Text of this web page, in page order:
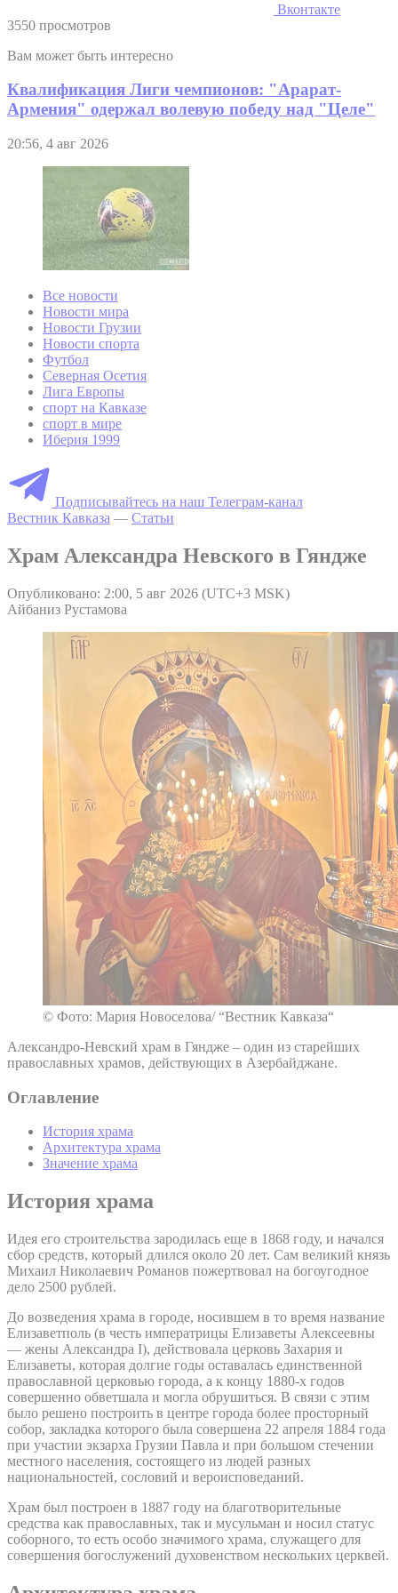
Вконтакте
3550 просмотров
Вам может быть интересно
Квалификация Лиги чемпионов: "Арарат-
Армения" одержал волевую победу над "Целе"
20:56, 4 авг 2026
Все новости
Новости мира
Новости Грузии
Новости спорта
Футбол
Северная Осетия
Лига Европы
спорт на Кавказе
спорт в мире
Иберия 1999
Подписывайтесь на наш Телеграм-канал
Вестник Кавказа — Статьи
Храм Александра Невского в Гяндже
Опубликовано: 2:00, 5 авг 2026 (UTC+3 MSK)
Айбаниз Рустамова
© Фото: Мария Новоселова/ “Вестник Кавказа“
Александро-Невский храм в Гяндже – один из старейших
православных храмов, действующих в Азербайджане.
Оглавление
История храма
Архитектура храма
Значение храма
История храма
Идея его строительства зародилась еще в 1868 году, и начался
сбор средств, который длился около 20 лет. Сам великий князь
Михаил Николаевич Романов пожертвовал на богоугодное
дело 2500 рублей.
До возведения храма в городе, носившем в то время название
Елизаветполь (в честь императрицы Елизаветы Алексеевны
— жены Александра I), действовала церковь Захария и
Елизаветы, которая долгие годы оставалась единственной
православной церковью города, а к концу 1880-х годов
совершенно обветшала и могла обрушиться. В связи с этим
было решено построить в центре города более просторный
собор, закладка которого была совершена 22 апреля 1884 года
при участии экзарха Грузии Павла и при большом стечении
местного населения, состоящего из людей разных
национальностей, сословий и вероисповеданий.
Храм был построен в 1887 году на благотворительные
средства как православных, так и мусульман и носил статус
соборного, то есть особо значимого храма, служащего для
совершения богослужений духовенством нескольких церквей.